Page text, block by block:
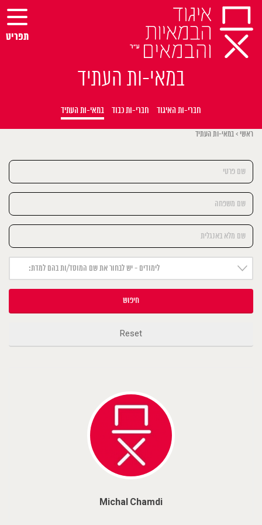
Skip
content
במאי-ות העתיד
חברי-ות האיגוד חברי-ות כבוד במאי-ות העתיד
תפריט
ראשי > במאי-ות העתיד
לימודים - יש לבחור את שם המוסד/ות בהם למדת:
חיפוש
Reset
Michal Chamdi